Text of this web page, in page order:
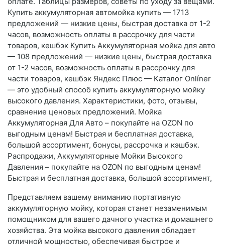
Купить аккумуляторная автомойка купить — 1713
предложений — низкие цены, быстрая доставка от 1-2
часов, возможность оплаты в рассрочку для части
товаров, кешбэк Купить Аккумуляторная мойка для авто
— 108 предложений — низкие цены, быстрая доставка
от 1-2 часов, возможность оплаты в рассрочку для
части товаров, кешбэк Яндекс Плюс — Каталог Onlíner
— это удобный способ купить аккумуляторную мойку
высокого давления. Характеристики, фото, отзывы,
сравнение ценовых предложений. Мойка
Аккумуляторная Для Авто – покупайте на OZON по
выгодным ценам! Быстрая и бесплатная доставка,
большой ассортимент, бонусы, рассрочка и кэшбэк.
Распродажи, Аккумуляторные Мойки Высокого
Давления – покупайте на OZON по выгодным ценам!
Быстрая и бесплатная доставка, большой ассортимент,
Представляем вашему вниманию портативную
аккумуляторную мойку, которая станет незаменимым
помощником для вашего дачного участка и домашнего
хозяйства. Эта мойка высокого давления обладает
отличной мощностью, обеспечивая быстрое и